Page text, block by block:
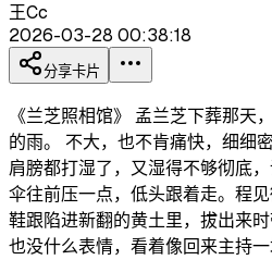
王Cc
2026-03-28 00:38:18
分享卡片
《兰芝照相馆》 孟兰芝下葬那天
的雨。 不大，也不肯痛快，细细
肩膀都打湿了，又湿得不够彻底
伞往前压一点，低头跟着走。程
鞋跟陷进新翻的黄土里，拔出来
也没什么表情，看着像回来主持一